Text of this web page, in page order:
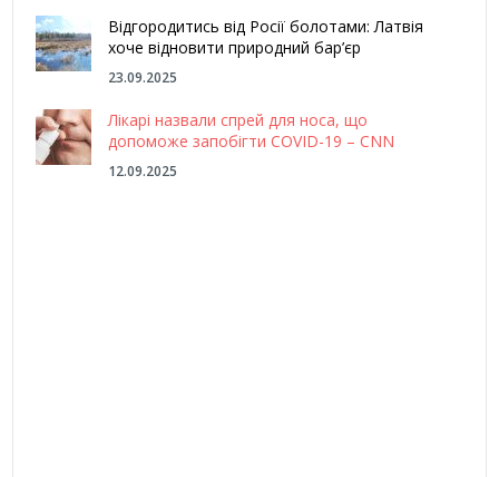
Відгородитись від Росії болотами: Латвія
хоче відновити природний бар’єр
23.09.2025
Лікарі назвали спрей для носа, що
допоможе запобігти COVID-19 – CNN
12.09.2025